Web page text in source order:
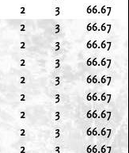
2 3
66.67
2 3
66.67
2 3
66.67
2 3
66.67
2 3
66.67
2 3
66.67
2 3
66.67
2 3
66.67
2 3
66.67